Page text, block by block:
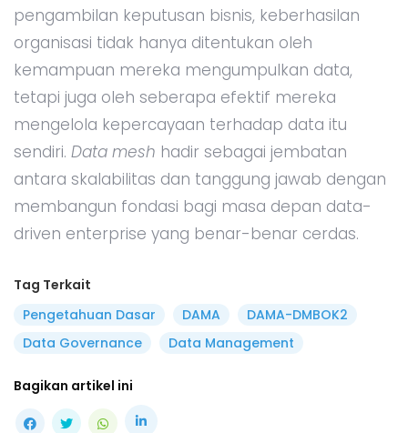
pengambilan keputusan bisnis, keberhasilan
organisasi tidak hanya ditentukan oleh
kemampuan mereka mengumpulkan data,
tetapi juga oleh seberapa efektif mereka
mengelola kepercayaan terhadap data itu
sendiri. Data mesh hadir sebagai jembatan
antara skalabilitas dan tanggung jawab dengan
membangun fondasi bagi masa depan data-
driven enterprise yang benar-benar cerdas.
Tag Terkait
Pengetahuan Dasar
DAMA
DAMA-DMBOK2
Data Governance
Data Management
Bagikan artikel ini